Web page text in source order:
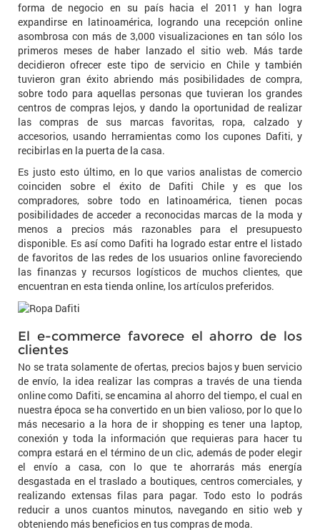
forma de negocio en su país hacia el 2011 y han logra
expandirse en latinoamérica, logrando una recepción online
asombrosa con más de 3,000 visualizaciones en tan sólo los
primeros meses de haber lanzado el sitio web. Más tarde
decidieron ofrecer este tipo de servicio en Chile y también
tuvieron gran éxito abriendo más posibilidades de compra,
sobre todo para aquellas personas que tuvieran los grandes
centros de compras lejos, y dando la oportunidad de realizar
las compras de sus marcas favoritas, ropa, calzado y
accesorios, usando herramientas como los cupones Dafiti, y
recibirlas en la puerta de la casa.
Es justo esto último, en lo que varios analistas de comercio
coinciden sobre el éxito de Dafiti Chile y es que los
compradores, sobre todo en latinoamérica, tienen pocas
posibilidades de acceder a reconocidas marcas de la moda y
menos a precios más razonables para el presupuesto
disponible. Es así como Dafiti ha logrado estar entre el listado
de favoritos de las redes de los usuarios online favoreciendo
las finanzas y recursos logísticos de muchos clientes, que
encuentran en esta tienda online, los artículos preferidos.
El e-commerce favorece el ahorro de los
clientes
No se trata solamente de ofertas, precios bajos y buen servicio
de envío, la idea realizar las compras a través de una tienda
online como Dafiti, se encamina al ahorro del tiempo, el cual en
nuestra época se ha convertido en un bien valioso, por lo que lo
más necesario a la hora de ir shopping es tener una laptop,
conexión y toda la información que requieras para hacer tu
compra estará en el término de un clic, además de poder elegir
el envío a casa, con lo que te ahorrarás más energía
desgastada en el traslado a boutiques, centros comerciales, y
realizando extensas filas para pagar. Todo esto lo podrás
reducir a unos cuantos minutos, navegando en sitio web y
obteniendo más beneficios en tus compras de moda.